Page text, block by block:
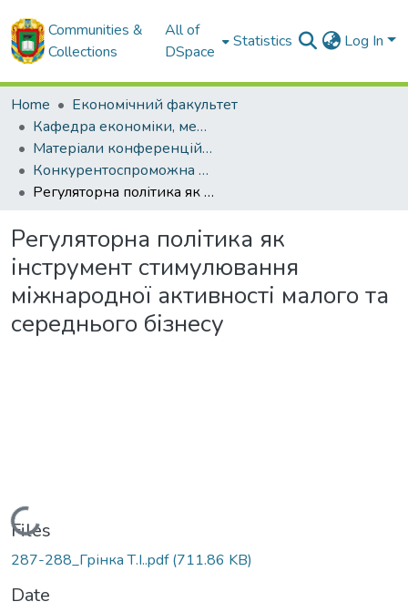
Communities &
Collections
All of
DSpace
Statistics Log In
Home
Економічний факультет
Кафедра економіки, менеджменту та комерційної діяльності
Матеріали конференцій кафедри ЕМ та КД
Конкурентоспроможна модель інноваційного розвитку економіки України. - 2025
Регуляторна політика як інструмент стимулювання міжнародної активності малого та середнього бізнесу
Регуляторна політика як
інструмент стимулювання
міжнародної активності малого та
середнього бізнесу
Loading...
Files
287-288_Грінка Т.І..pdf(711.86 KB)
Date